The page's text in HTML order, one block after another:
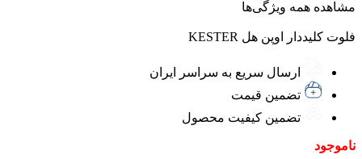
مشاهده همه ویژگی‌ها
فلوت کلیددار اوپن هل KESTER
ارسال سریع به سراسر ایران
تضمین قیمت
تضمین کیفیت محصول
ناموجود